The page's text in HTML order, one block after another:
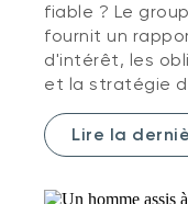
fiable ? Le
fournit un
d'intérêt, les
et la stratégie
Lire la